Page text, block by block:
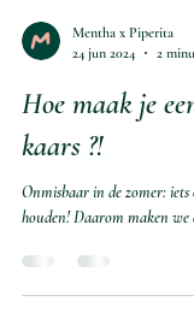
Mentha x Piperita
24 jun 2024
2
Hoe maak je
kaars ?!